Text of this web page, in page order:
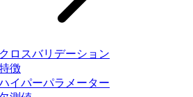
クロスバリデーション
徴
イパーパラメーター